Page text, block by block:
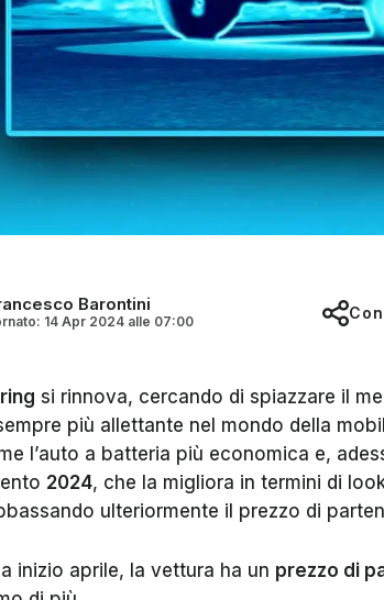
Barontini
14 Apr 2024 alle 07:00
si rinnova, cercando di spiazzare il
più allettante nel mondo della
l’auto a batteria più economica e,
2024, che la migliora in termini di
ulteriormente il prezzo di
inizio aprile, la vettura ha un prezzo di